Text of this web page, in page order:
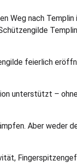
Weg nach
feierlich
unterstützt –
Aber weder